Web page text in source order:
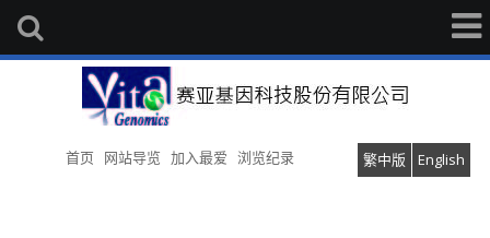
首页 网站导览 加入最爱 繁中版 English
浏览纪录